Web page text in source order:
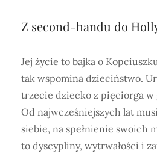
Z second-handu do
Jej życie to bajka o
tak wspomina dzieciństwo.
trzecie dziecko z pięciorga w
Od najwcześniejszych lat
siebie, na spełnienie swoich
to dyscypliny, wytrwałości i